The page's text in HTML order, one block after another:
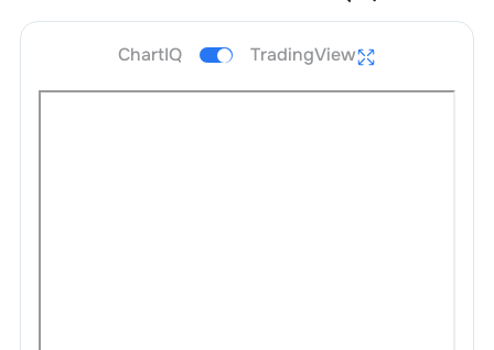
ChartIQ TradingView